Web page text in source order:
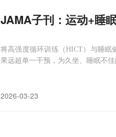
JAMA子刊：运动+睡
将高强度循环训练（HICT）与睡眠
果远超单一干预，为久坐、睡眠不佳
2026-03-23